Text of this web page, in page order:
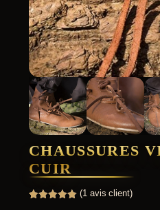
CHAUSSURES
CUIR
(1 avis client)